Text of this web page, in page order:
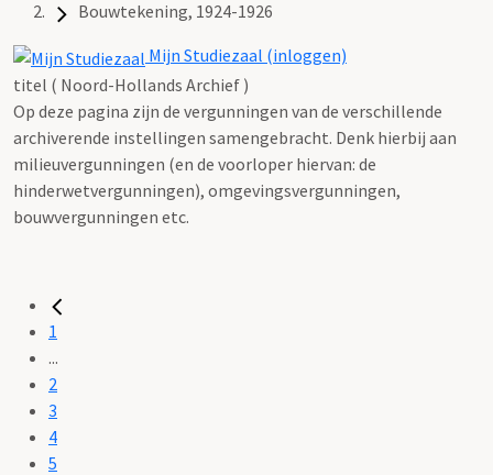
Bouwtekening, 1924-1926
Mijn Studiezaal (inloggen)
titel ( Noord-Hollands Archief )
Op deze pagina zijn de vergunningen van de verschillende
archiverende instellingen samengebracht. Denk hierbij aan
milieuvergunningen (en de voorloper hiervan: de
hinderwetvergunningen), omgevingsvergunningen,
bouwvergunningen etc.
1
...
2
3
4
5